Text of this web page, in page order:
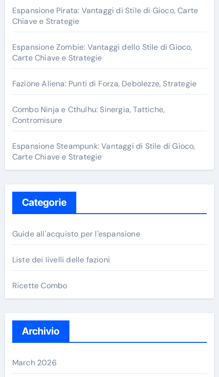
f
o
r
:
Espansione Pirata: Vantaggi di Stile di Gioco, Carte
Chiave e Strategie
Espansione Zombie: Vantaggi dello Stile di Gioco,
Carte Chiave e Strategie
Fazione Aliena: Punti di Forza, Debolezze, Strategie
Combo Ninja e Cthulhu: Sinergia, Tattiche,
Contromisure
Espansione Steampunk: Vantaggi di Stile di Gioco,
Carte Chiave e Strategie
Categorie
Guide all'acquisto per l'espansione
Liste dei livelli delle fazioni
Ricette Combo
Archivio
March 2026